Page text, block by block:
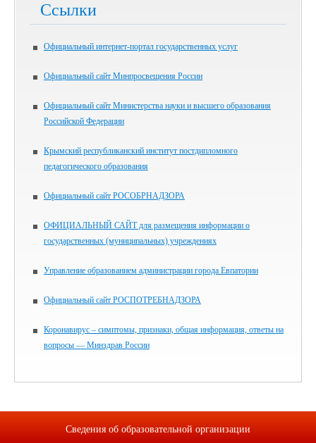
Ссылки
Официальный интернет-портал государственных услуг
Официальный сайт Минпросвещения России
Официальный сайт Министерства науки и высшего образования
Российской Федерации
Крымский республиканский институт постдипломного
педагогического образования
Официальный сайт РОСОБРНАДЗОРА
ОФИЦИАЛЬНЫЙ САЙТ для размещения информации о
государственных (муниципальных) учреждениях
Управление образованием администрации города Евпатории
Официальный сайт РОСПОТРЕБНАДЗОРА
Коронавирус – симптомы, признаки, общая информация, ответы на
вопросы — Минздрав России
Сведения об образовательной организации